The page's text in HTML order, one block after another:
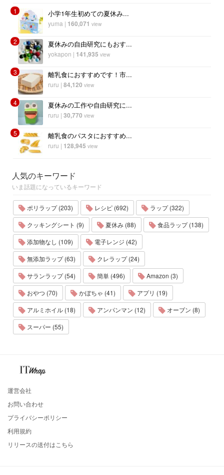
1
小学1年生初めての夏休み...
yuma | 160,071 view
2 夏休みの自由研究にもおす...
yokapon | 141,935 view
3 離乳食におすすめです！市...
ruru | 84,120 view
4 夏休みの工作や自由研究に...
ruru | 30,770 view
5 離乳食のパスタにおすすめ...
ruru | 128,945 view
人気のキーワード
いま話題になっているキーワード
ポリラップ (203) レシピ (692)
ラップ (322)
クッキングシート (9)
夏休み (88)
食品ラップ (138)
添加物なし (109)
電子レンジ (42)
無添加ラップ (63)
クレラップ (24)
サランラップ (54)
簡単 (496)
Amazon (3)
おやつ (70)
かぼちゃ (41)
アプリ (19)
アルミホイル (18)
アンパンマン (12)
オーブン (8)
スーパー (55)
運営会社
お問い合わせ
プライバシーポリシー
利用規約
リリースの送付はこちら